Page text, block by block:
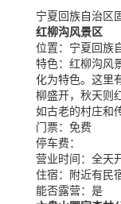
宁夏回族自治区
红柳沟风景区
位置： 宁夏回族
特色： 红柳沟风
化为特色。这里
柳盛开，秋天则
如古老的村庄和
门票： 免费
停车费：
营业时间： 全天
住宿： 附近有民
能否露营： 是